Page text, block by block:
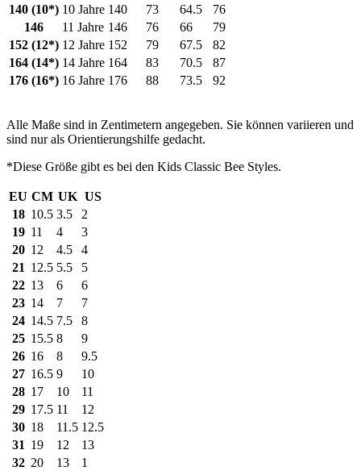
140 (10*) 10 Jahre 140 73 64.5
76
146
11 Jahre 146 76 66
79
152 (12*) 12 Jahre 152 79 67.5
82
164 (14*) 14 Jahre 164 83 70.5
87
176 (16*) 16 Jahre 176 88 73.5 92
Alle Maße sind in Zentimetern angegeben. Sie können variieren und
sind nur als Orientierungshilfe gedacht.
*Diese Größe gibt es bei den Kids Classic Bee Styles.
EU CM UK US
18 10.5 3.5
2
19 11 4
3
20 12 4.5
4
21 12.5 5.5
5
22 13 6
6
23 14 7
7
24 14.5 7.5
8
25 15.5 8
9
26 16 8
9.5
27 16.5 9
10
28 17 10
11
29 17.5 11
12
30 18 11.5 12.5
31 19 12
13
32 20 13
1